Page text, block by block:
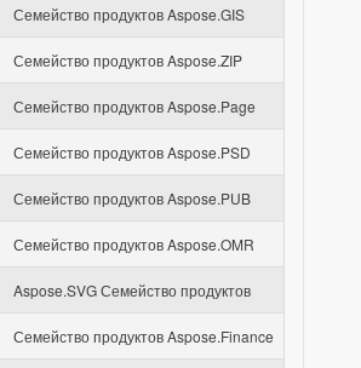
Семейство продуктов Aspose.GIS
Семейство продуктов Aspose.ZIP
Семейство продуктов Aspose.Page
Семейство продуктов Aspose.PSD
Семейство продуктов Aspose.PUB
Семейство продуктов Aspose.OMR
Aspose.SVG Семейство продуктов
Семейство продуктов Aspose.Finance